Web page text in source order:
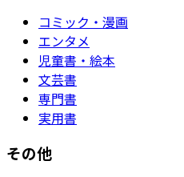
コミック・漫画
エンタメ
児童書・絵本
文芸書
専門書
実用書
その他